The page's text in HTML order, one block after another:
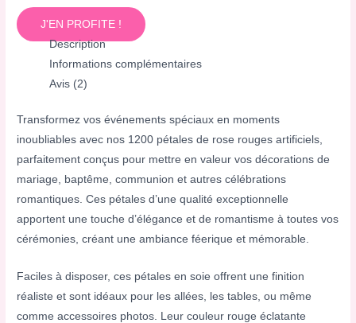
J'EN PROFITE !
Description
Informations complémentaires
Avis (2)
Transformez vos événements spéciaux en moments
inoubliables avec nos 1200 pétales de rose rouges artificiels,
parfaitement conçus pour mettre en valeur vos décorations de
mariage, baptême, communion et autres célébrations
romantiques. Ces pétales d’une qualité exceptionnelle
apportent une touche d’élégance et de romantisme à toutes vos
cérémonies, créant une ambiance féerique et mémorable.
Faciles à disposer, ces pétales en soie offrent une finition
réaliste et sont idéaux pour les allées, les tables, ou même
comme accessoires photos. Leur couleur rouge éclatante